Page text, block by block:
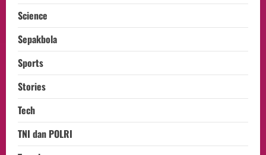
Science
Sepakbola
Sports
Stories
Tech
TNI dan POLRI